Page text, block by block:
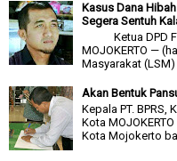
Kasus Dana
Segera Sentuh
Ketua DPD
MOJOKERTO —
Masyarakat (LSM)
Akan Bentuk
Kepala PT. BPRS,
Kota
Kota Mojokerto